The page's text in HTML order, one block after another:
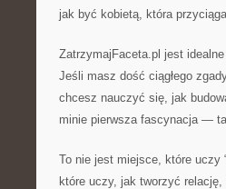
jak być kobietą, która
ZatrzymajFaceta.pl jest
Jeśli masz dość ciągłego
chcesz nauczyć się, jak
minie pierwsza fascynacja —
To nie jest miejsce, które uczy
które uczy, jak tworzyć